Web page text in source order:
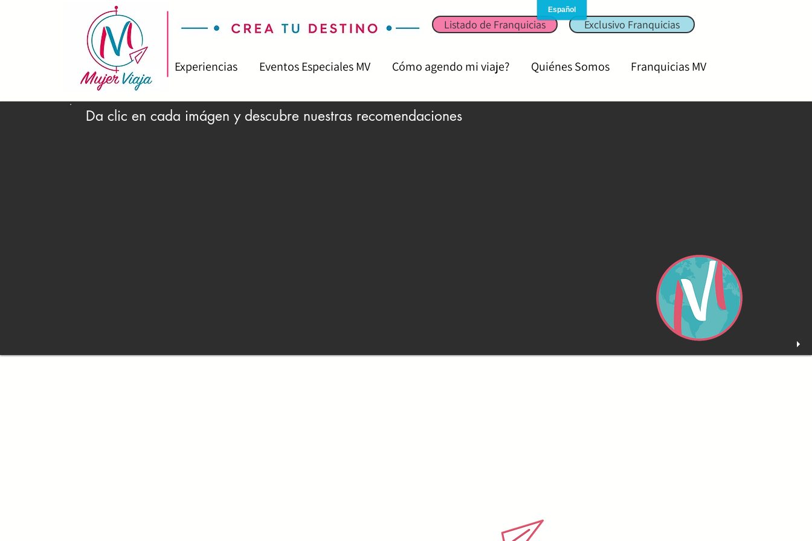
Mujer Viaja
Exclusivo Franquicias
Experiencias Eventos Especiales MV Cómo agendo mi viaje? Quiénes Somos Franquicias MV
Listado de Franquicias
Da clic en cada imágen y descubre nuestras recomendaciones